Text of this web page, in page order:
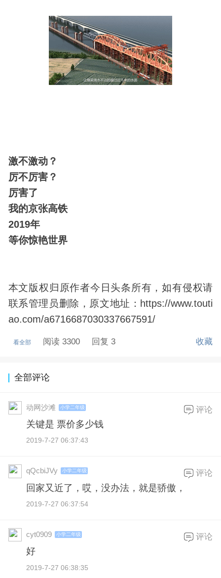
激不激动？
厉不厉害？
厉害了
我的京张高铁
2019年
等你惊艳世界
本文版权归原作者今日头条所有，如有侵权请
联系管理员删除，原文地址：https://www.touti
ao.com/a6716687030337667591/
看全部 阅读 3300 回复 3 收藏
全部评论
动网沙滩 小学二年级
关键是 票价多少钱
2019-7-27 06:37:43
评论
qQcbiJVy 小学二年级
回家又近了，哎，没办法，就是骄傲，
2019-7-27 06:37:54
评论
cyt0909 小学二年级
好
2019-7-27 06:38:35
评论